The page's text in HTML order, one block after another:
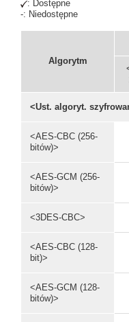
: Dostępne
-: Niedostępne
Algorytm
<Ust. algoryt.
<AES-CBC (256-
bitów)>
<AES-GCM (256-
bitów)>
<3DES-CBC>
<AES-CBC (128-
bit)>
<AES-GCM (128-
bitów)>